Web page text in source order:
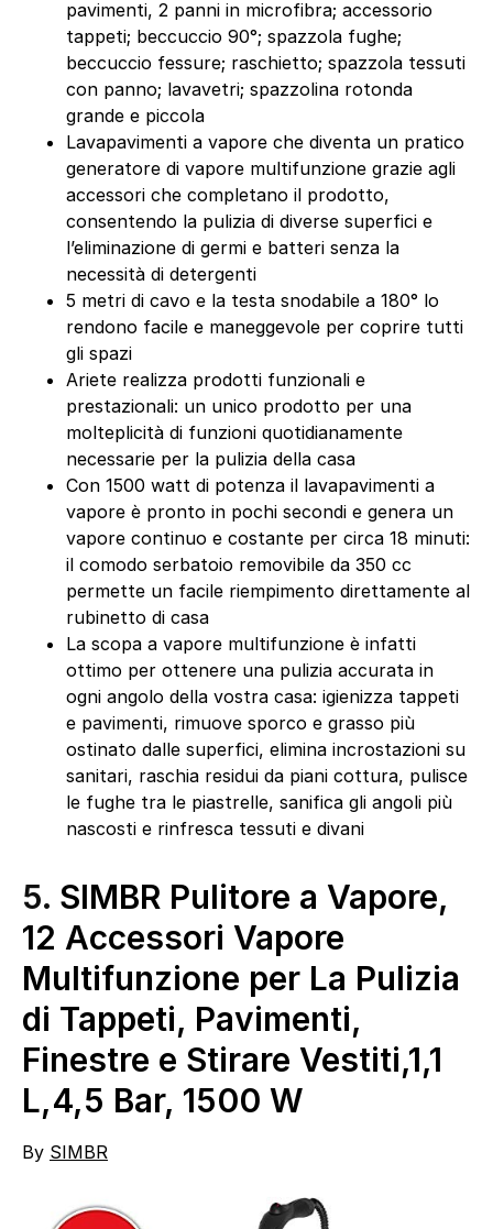
pavimenti, 2 panni in microfibra; accessorio
tappeti; beccuccio 90°; spazzola fughe;
beccuccio fessure; raschietto; spazzola tessuti
con panno; lavavetri; spazzolina rotonda
grande e piccola
Lavapavimenti a vapore che diventa un pratico
generatore di vapore multifunzione grazie agli
accessori che completano il prodotto,
consentendo la pulizia di diverse superfici e
l’eliminazione di germi e batteri senza la
necessità di detergenti
5 metri di cavo e la testa snodabile a 180° lo
rendono facile e maneggevole per coprire tutti
gli spazi
Ariete realizza prodotti funzionali e
prestazionali: un unico prodotto per una
molteplicità di funzioni quotidianamente
necessarie per la pulizia della casa
Con 1500 watt di potenza il lavapavimenti a
vapore è pronto in pochi secondi e genera un
vapore continuo e costante per circa 18 minuti:
il comodo serbatoio removibile da 350 cc
permette un facile riempimento direttamente al
rubinetto di casa
La scopa a vapore multifunzione è infatti
ottimo per ottenere una pulizia accurata in
ogni angolo della vostra casa: igienizza tappeti
e pavimenti, rimuove sporco e grasso più
ostinato dalle superfici, elimina incrostazioni su
sanitari, raschia residui da piani cottura, pulisce
le fughe tra le piastrelle, sanifica gli angoli più
nascosti e rinfresca tessuti e divani
5. SIMBR Pulitore a Vapore,
12 Accessori Vapore
Multifunzione per La Pulizia
di Tappeti, Pavimenti,
Finestre e Stirare Vestiti,1,1
L,4,5 Bar, 1500 W
By SIMBR